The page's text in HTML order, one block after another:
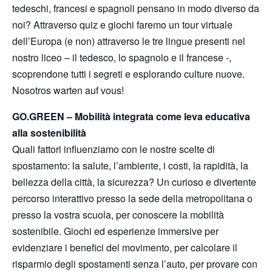
tedeschi, francesi e spagnoli pensano in modo diverso da
noi? Attraverso quiz e giochi faremo un tour virtuale
dell’Europa (e non) attraverso le tre lingue presenti nel
nostro liceo – il tedesco, lo spagnolo e il francese -,
scoprendone tutti i segreti e esplorando culture nuove.
Nosotros warten auf vous!
GO.GREEN – Mobilità integrata come leva educativa
alla sostenibilità
Quali fattori influenziamo con le nostre scelte di
spostamento: la salute, l’ambiente, i costi, la rapidità, la
bellezza della città, la sicurezza? Un curioso e divertente
percorso interattivo presso la sede della metropolitana o
presso la vostra scuola, per conoscere la mobilità
sostenibile. Giochi ed esperienze immersive per
evidenziare i benefici del movimento, per calcolare il
risparmio degli spostamenti senza l’auto, per provare con